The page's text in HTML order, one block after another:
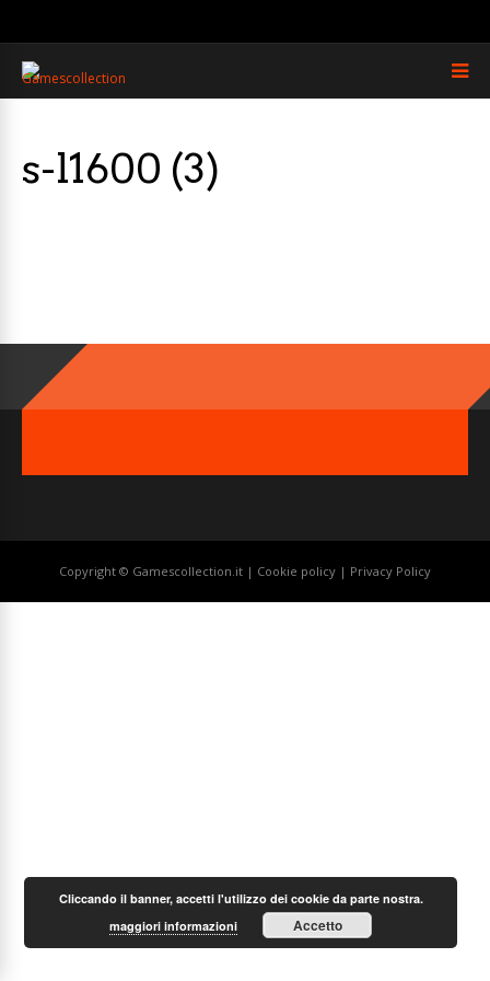
s-l1600 (3)
Copyright © Gamescollection.it | Cookie policy | Privacy Policy
Cliccando il banner, accetti l'utilizzo dei cookie da parte nostra.
maggiori informazioni
Accetto